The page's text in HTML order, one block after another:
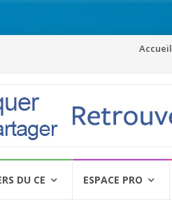
Aller
Accueil
DU CE ESPACE PRO